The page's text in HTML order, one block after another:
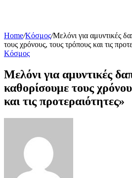
Home/Κόσμος/Μελόνι για αμυντικές
τους χρόνους, τους τρόπους και τις
Κόσμος
Μελόνι για αμυντικές
καθορίσουμε τους
και τις προτεραιότητες»